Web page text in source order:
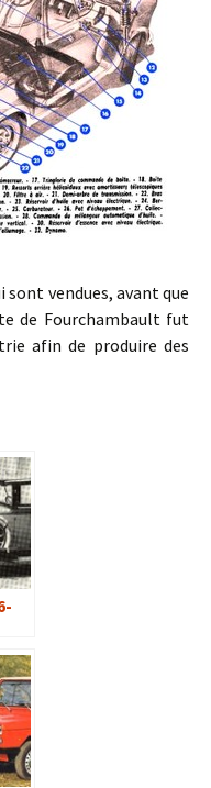
vendues, avant que
de Fourchambault fut
afin de produire des